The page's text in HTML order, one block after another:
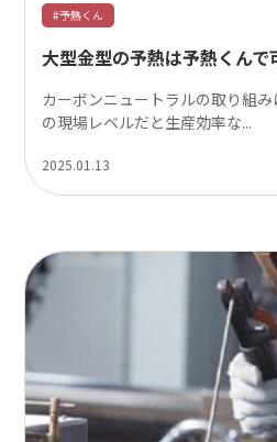
2025.01.13
#予熱くん
大型金型の予熱は予熱くんで
カーボンニュートラルの取り組
の現場レベルだと生産効率な...